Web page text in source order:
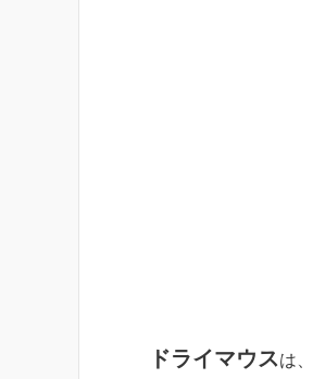
ドライマウスは、